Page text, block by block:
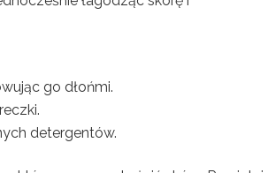
go dłońmi.
detergentów.